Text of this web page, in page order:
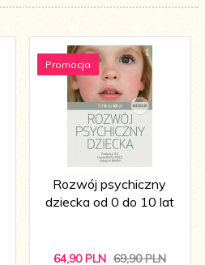
Promocja
Rozwój psychiczny
dziecka od 0 do 10 lat
64,90 PLN 69,90 PLN